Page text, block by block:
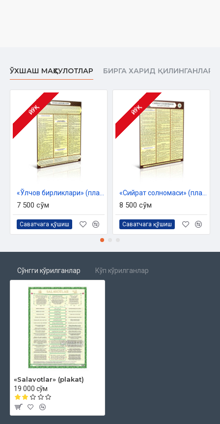
ЎХШАШ МАҲСУЛОТЛАР БИРГА ХАРИД ҚИЛИНГАНЛАР
ЙЎҚ
7 500 сўм
Саватчага қўшиш
ЙЎҚ
8 500 сўм
Саватчага қўшиш
Сўнгги кўрилганлар Кўп кўрилганлар
«Salavotlar» (plakat)
19 000 сўм